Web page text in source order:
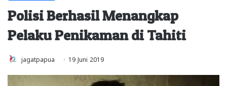
Polisi Berhasil Menangkap
Pelaku Penikaman di Tahiti
jagatpapua 19 Juni 2019